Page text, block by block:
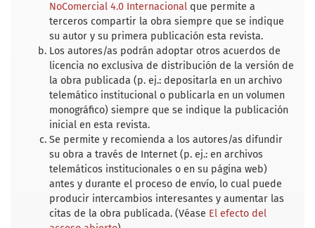
NoComercial 4.0 Internacional que permite a
terceros compartir la obra siempre que se indique
su autor y su primera publicación esta revista.
Los autores/as podrán adoptar otros acuerdos de
licencia no exclusiva de distribución de la versión de
la obra publicada (p. ej.: depositarla en un archivo
telemático institucional o publicarla en un volumen
monográfico) siempre que se indique la publicación
inicial en esta revista.
Se permite y recomienda a los autores/as difundir
su obra a través de Internet (p. ej.: en archivos
telemáticos institucionales o en su página web)
antes y durante el proceso de envío, lo cual puede
producir intercambios interesantes y aumentar las
citas de la obra publicada. (Véase El efecto del